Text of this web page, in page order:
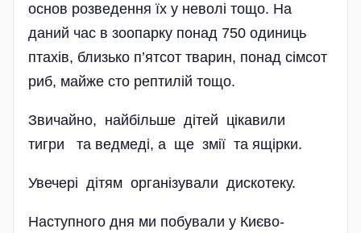
основ розведення їх у неволі тощо. На
даний час в зоопарку понад 750 одиниць
птахів, близько п’ятсот тварин, понад сімсот
риб, майже сто рептилій тощо.
Звичайно, найбільше дітей цікавили
тигри та ведмеді, а ще змії та ящірки.
Увечері дітям організували дискотеку.
Наступного дня ми побували у Києво-